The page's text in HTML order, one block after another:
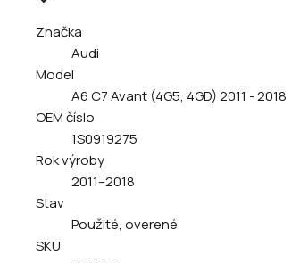
Značka
Audi
Model
A6 C7 Avant (4G5, 4GD) 2011 - 2018
OEM číslo
1S0919275
Rok výroby
2011–2018
Stav
Použité, overené
SKU